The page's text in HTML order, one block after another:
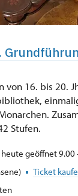
von 16. bis 20.
Stufen.
geöffnet 9.00
Ticket